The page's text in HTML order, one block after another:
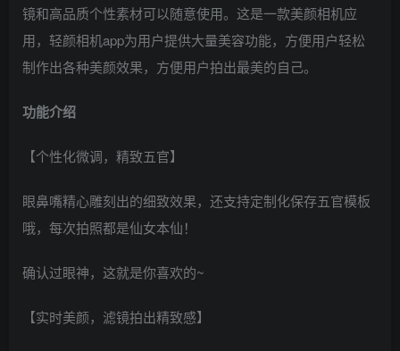
镜和高品质个性素材可以随意使用。这是一款美颜相机应
用，轻颜相机app为用户提供大量美容功能，方便用户轻松
制作出各种美颜效果，方便用户拍出最美的自己。
功能介绍
【个性化微调，精致五官】
眼鼻嘴精心雕刻出的细致效果，还支持定制化保存五官模板
哦，每次拍照都是仙女本仙！
确认过眼神，这就是你喜欢的~
【实时美颜，滤镜拍出精致感】